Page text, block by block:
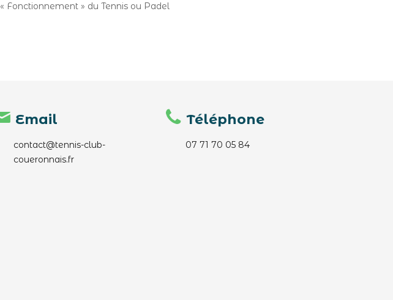
« Fonctionnement » du Tennis ou Padel
Email
contact@tennis-club-
coueronnais.fr
Téléphone
07 71 70 05 84